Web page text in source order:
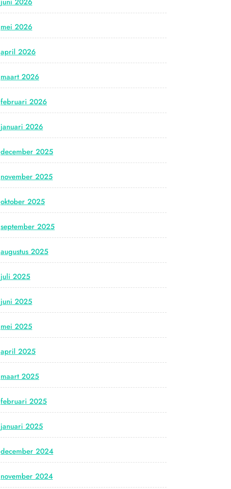
mei 2026
april 2026
maart 2026
februari 2026
januari 2026
december 2025
november 2025
oktober 2025
september 2025
augustus 2025
juli 2025
juni 2025
mei 2025
april 2025
maart 2025
februari 2025
januari 2025
december 2024
november 2024